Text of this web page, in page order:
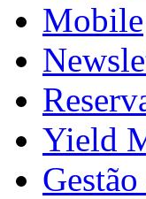
Mobile
Yield